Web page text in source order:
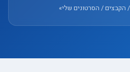
הקבצים / הסרטונים שלי»